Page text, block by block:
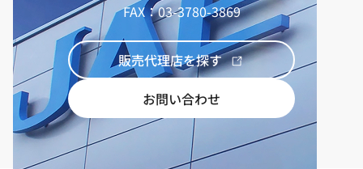
FAX：03-3780-3869
販売代理店を探す
お問い合わせ